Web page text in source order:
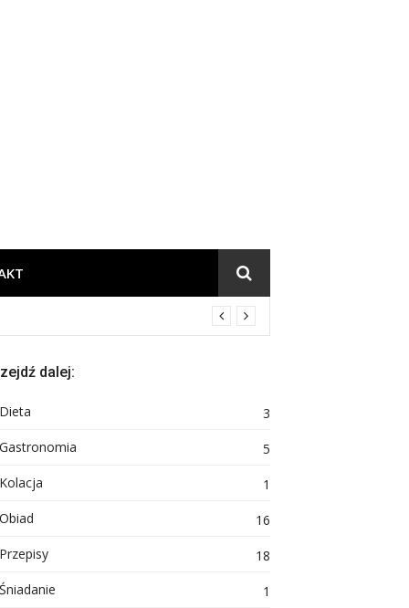
dalej:
Dieta
3
Gastronomia
5
Kolacja
1
Obiad
16
Przepisy
18
Śniadanie
1